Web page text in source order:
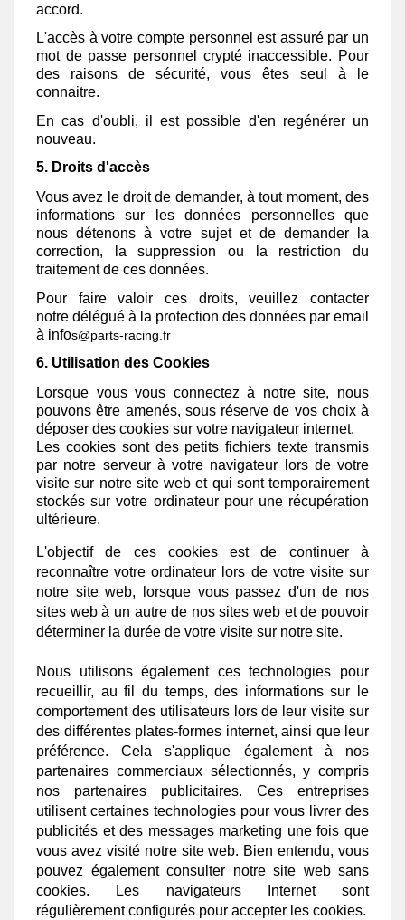
accord.
L'accès à votre compte personnel est assuré par un
mot de passe personnel crypté inaccessible. Pour
des raisons de sécurité, vous êtes seul à le
connaitre.
En cas d'oubli, il est possible d'en regénérer un
nouveau.
5. Droits d'accès
Vous avez le droit de demander, à tout moment, des
informations sur les données personnelles que
nous détenons à votre sujet et de demander la
correction, la suppression ou la restriction du
traitement de ces données.
Pour faire valoir ces droits, veuillez contacter
notre délégué à la protection des données par email
à infos@parts-racing.fr
6. Utilisation des Cookies
Lorsque vous vous connectez à notre site, nous
pouvons être amenés, sous réserve de vos choix à
déposer des cookies sur votre navigateur internet.
Les cookies sont des petits fichiers texte transmis
par notre serveur à votre navigateur lors de votre
visite sur notre site web et qui sont temporairement
stockés sur votre ordinateur pour une récupération
ultérieure.
L'objectif de ces cookies est de continuer à
reconnaître votre ordinateur lors de votre visite sur
notre site web, lorsque vous passez d'un de nos
sites web à un autre de nos sites web et de pouvoir
déterminer la durée de votre visite sur notre site.
Nous utilisons également ces technologies pour
recueillir, au fil du temps, des informations sur le
comportement des utilisateurs lors de leur visite sur
des différentes plates-formes internet, ainsi que leur
préférence. Cela s'applique également à nos
partenaires commerciaux sélectionnés, y compris
nos partenaires publicitaires. Ces entreprises
utilisent certaines technologies pour vous livrer des
publicités et des messages marketing une fois que
vous avez visité notre site web. Bien entendu, vous
pouvez également consulter notre site web sans
cookies. Les navigateurs Internet sont
régulièrement configurés pour accepter les cookies.